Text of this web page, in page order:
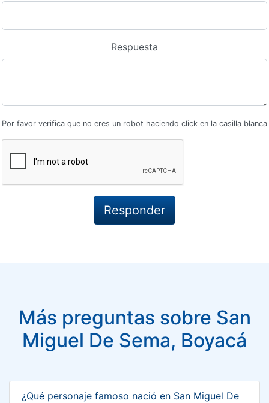
Respuesta
Por favor verifica que no eres un robot haciendo click en la casilla blanca
Más preguntas sobre San
Miguel De Sema, Boyacá
¿Qué personaje famoso nació en San Miguel De